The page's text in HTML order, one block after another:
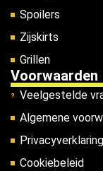
Spoilers
Zijskirts
Grillen
Voorwaarden
Veelgestelde
Algemene
Privacyverklaring
Cookiebeleid